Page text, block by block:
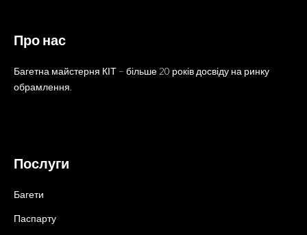
Про нас
Багетна майстерня КІТ – більше 20 років досвіду на ринку
обрамлення.
Послуги
Багети
Паспарту